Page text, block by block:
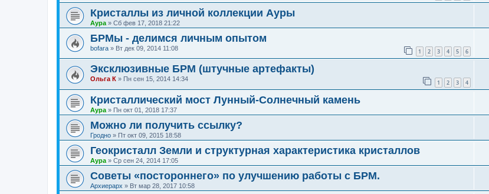
Кристаллы из личной коллекции Ауры
Аура » Сб фев 17, 2018 21:22
БРМы - делимся личным опытом
bofara » Вт дек 09, 2014 11:08 1 2 3 4 5 6
Эксклюзивные БРМ (штучные артефакты)
Ольга К » Пн сен 15, 2014 14:34 1 2 3 4
Кристаллический мост Лунный-Солнечный камень
Аура » Пн окт 01, 2018 17:37
Можно ли получить ссылку?
Гродно » Пт окт 09, 2015 18:58
Геокристалл Земли и структурная характеристика кристаллов
Аура » Ср сен 24, 2014 17:05
Советы «постороннего» по улучшению работы с БРМ.
Архиерарх » Вт мар 28, 2017 10:58